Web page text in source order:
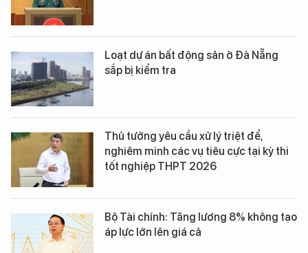
Loạt dự án bất động sản ở Đà Nẵng
sắp bị kiểm tra
Thủ tướng yêu cầu xử lý triệt để,
nghiêm minh các vụ tiêu cực tại kỳ thi
tốt nghiệp THPT 2026
Bộ Tài chính: Tăng lương 8% không tạo
áp lực lớn lên giá cả